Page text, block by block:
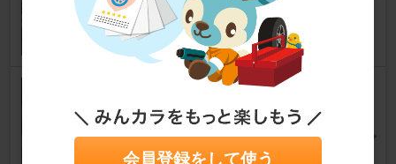
Michael Knightさん
10
レクサス(純正) LC500 ブレーキ
ローター
らぃぽさん
会員登録をして使う